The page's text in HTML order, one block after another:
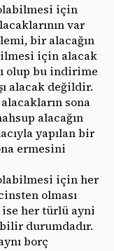
için
var
bir alacağın
için alacak
olup bu indirime
alacak değildir.
sona
alacağın
yapılan bir
ermesini
için her
olması
her türlü ayni
durumdadır.
borç